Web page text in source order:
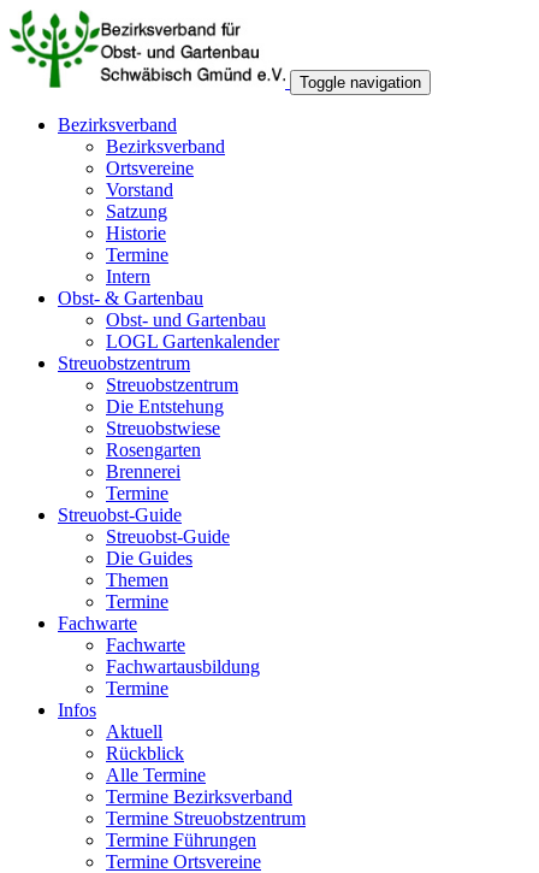
Toggle navigation
Bezirksverband
Bezirksverband
Ortsvereine
Vorstand
Satzung
Historie
Termine
Intern
Obst- & Gartenbau
Obst- und Gartenbau
LOGL Gartenkalender
Streuobstzentrum
Streuobstzentrum
Die Entstehung
Streuobstwiese
Rosengarten
Brennerei
Termine
Streuobst-Guide
Streuobst-Guide
Die Guides
Themen
Termine
Fachwarte
Fachwarte
Fachwartausbildung
Termine
Infos
Aktuell
Rückblick
Alle Termine
Termine Bezirksverband
Termine Streuobstzentrum
Termine Führungen
Termine Ortsvereine